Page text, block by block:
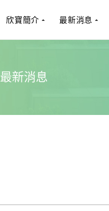
欣寶簡介 最新消息
最新消息